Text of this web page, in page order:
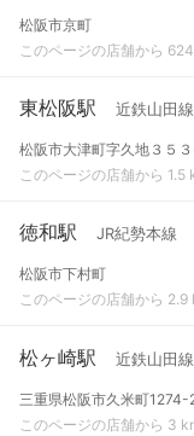
松阪市京町
このページの店舗から
東松阪駅 近鉄山田線
松阪市大津町字久地３５３
このページの店舗から 1.5
徳和駅 JR紀勢本線
松阪市下村町
このページの店舗から 2.9
松ヶ崎駅 近鉄山田線
三重県松阪市久米町1274-
このページの店舗から 3